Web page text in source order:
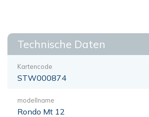
Technische Daten
Kartencode
STW000874
modellname
Rondo Mt 12